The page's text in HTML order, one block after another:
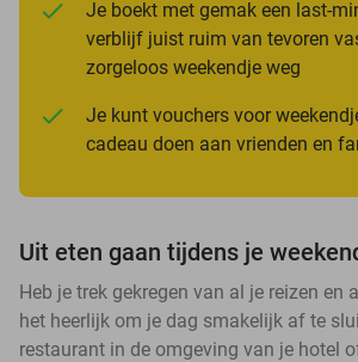
Je boekt met gemak een last-
verblijf juist ruim van tevoren
zorgeloos weekendje weg
Je kunt vouchers voor
cadeau doen aan vrienden en
Uit eten gaan tijdens je
Heb je trek gekregen van al je reizen en
het heerlijk om je dag smakelijk af te
restaurant in de omgeving van je hotel